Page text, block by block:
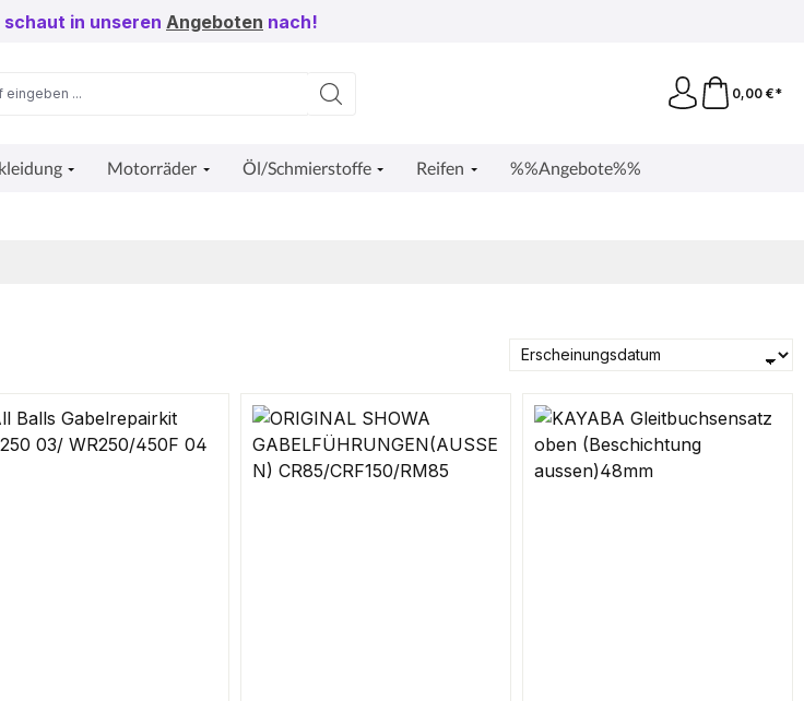
schaut in unseren Angeboten nach!
0,00 €*
Motorräder Öl/Schmierstoffe Reifen %%Angebote%%